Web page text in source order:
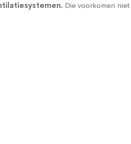
. Die voorkomen